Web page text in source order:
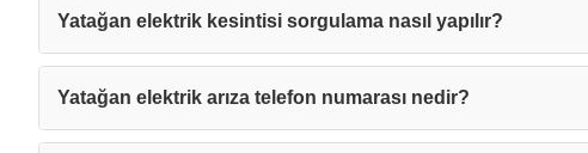
Yatağan elektrik kesintisi sorgulama nasıl yapılır?
Yatağan elektrik arıza telefon numarası nedir?